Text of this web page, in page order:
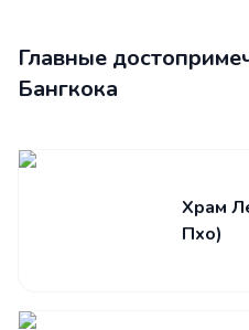
Главные
Бангкока
Храм
Пхо)